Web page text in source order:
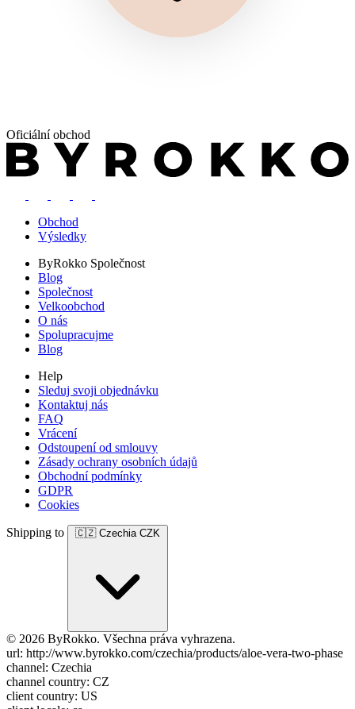
Oficiální obchod
Obchod
Výsledky
ByRokko Společnost
Blog
Společnost
Velkoobchod
O nás
Spolupracujme
Blog
Help
Sleduj svoji objednávku
Kontaktuj nás
FAQ
Vrácení
Odstoupení od smlouvy
Zásady ochrany osobních údajů
Obchodní podmínky
GDPR
Cookies
Shipping to 🇨🇿 Czechia CZK
© 2026 ByRokko. Všechna práva vyhrazena.
url: http://www.byrokko.com/czechia/products/aloe-vera-two-phase
channel: Czechia
channel country: CZ
client country: US